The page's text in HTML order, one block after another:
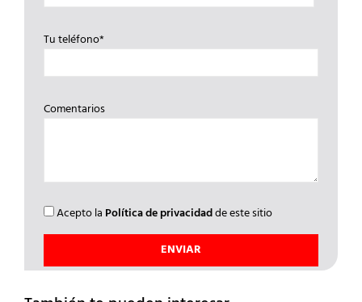
Tu teléfono*
Comentarios
Acepto la Política de privacidadde este sitio